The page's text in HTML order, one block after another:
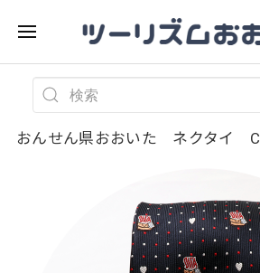
おんせん県おおいた ネクタイ C